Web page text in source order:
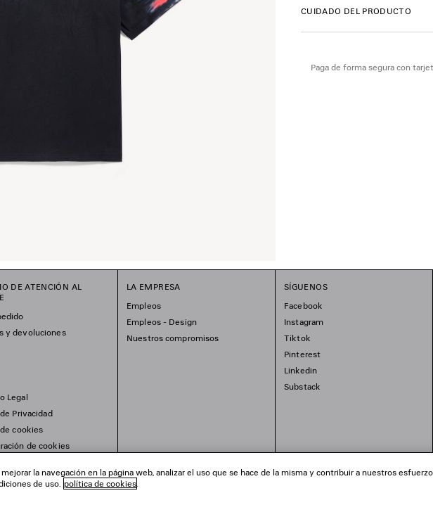
CUIDADO DEL PRODUCTO
Paga de forma segura con
DE ATENCIÓN AL
y devoluciones
Legal
Privacidad
cookies
de cookies
LA EMPRESA
Empleos
Empleos - Design
Nuestros compromisos
SÍGUENOS
Facebook
Instagram
Tiktok
Pinterest
Linkedin
Substack
la navegación en la página web, analizar el uso que se hace de la misma y contribuir a nuestros
de uso. política de cookies.